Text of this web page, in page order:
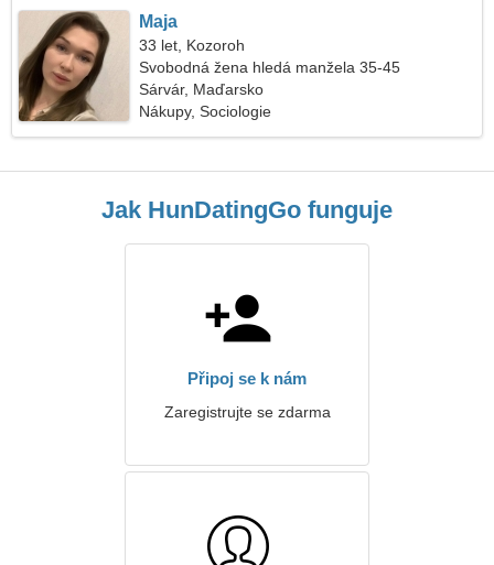
Maja
33 let, Kozoroh
Svobodná žena hledá manžela 35-45
Sárvár, Maďarsko
Nákupy, Sociologie
Jak HunDatingGo funguje
Připoj se k nám
Zaregistrujte se zdarma